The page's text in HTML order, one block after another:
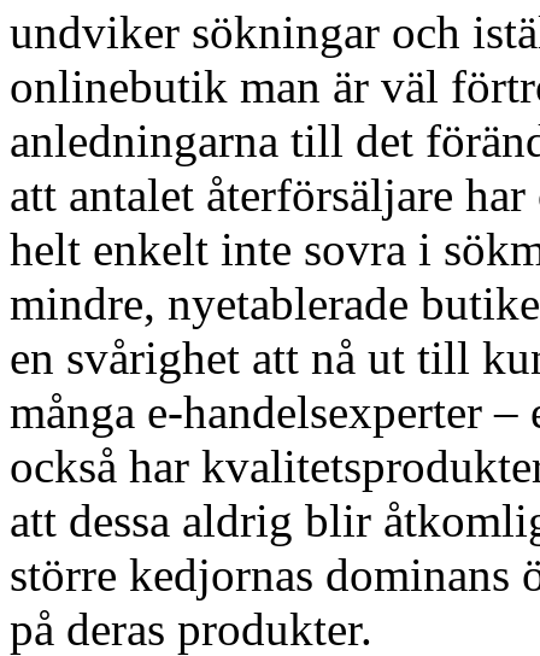
undviker sökningar och
onlinebutik man är väl
anledningarna till det
att antalet återförsäljare
helt enkelt inte sovra i
mindre, nyetablerade
en svårighet att nå ut till
många e-handelsexperter
också har
att dessa aldrig blir
större kedjornas dominans
på deras produkter.